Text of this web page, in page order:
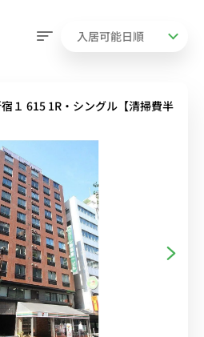
１ 615 1R・シングル【清掃費半